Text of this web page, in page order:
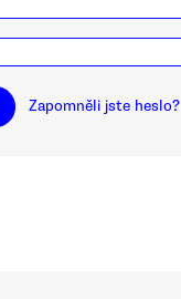
Zapomněli jste heslo?